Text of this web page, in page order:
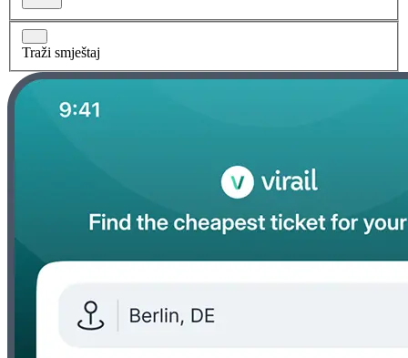
Traži smještaj